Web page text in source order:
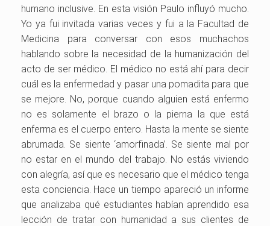
humano inclusive. En esta visión Paulo influyó mucho.
Yo ya fui invitada varias veces y fui a la Facultad de
Medicina para conversar con esos muchachos
hablando sobre la necesidad de la humanización del
acto de ser médico. El médico no está ahí para decir
cuál es la enfermedad y pasar una pomadita para que
se mejore. No, porque cuando alguien está enfermo
no es solamente el brazo o la pierna la que está
enferma es el cuerpo entero. Hasta la mente se siente
abrumada. Se siente ‘amorfinada’. Se siente mal por
no estar en el mundo del trabajo. No estás viviendo
con alegría, así que es necesario que el médico tenga
esta conciencia. Hace un tiempo apareció un informe
que analizaba qué estudiantes habían aprendido esa
lección de tratar con humanidad a sus clientes de